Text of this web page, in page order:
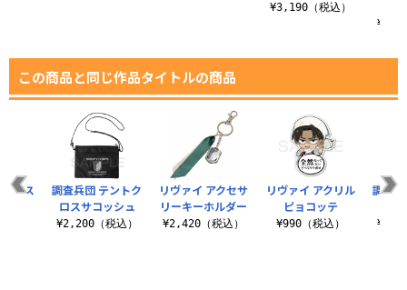
¥3,190（税込）
この商品と同じ作品タイトルの商品
リヴァイ アクセサ
リーキーホルダー
¥2,420（税込）
リヴァイ アクリル
ピョコッテ
¥990（税込）
調査
ース
調査兵団 テントク
ロスサコッシュ
¥2,200（税込）